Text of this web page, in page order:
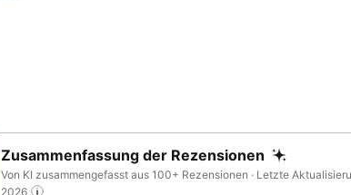
Zusammenfassung der Rezensionen
Von KI zusammengefasst aus 100+ Rezensionen · Letzte
2026